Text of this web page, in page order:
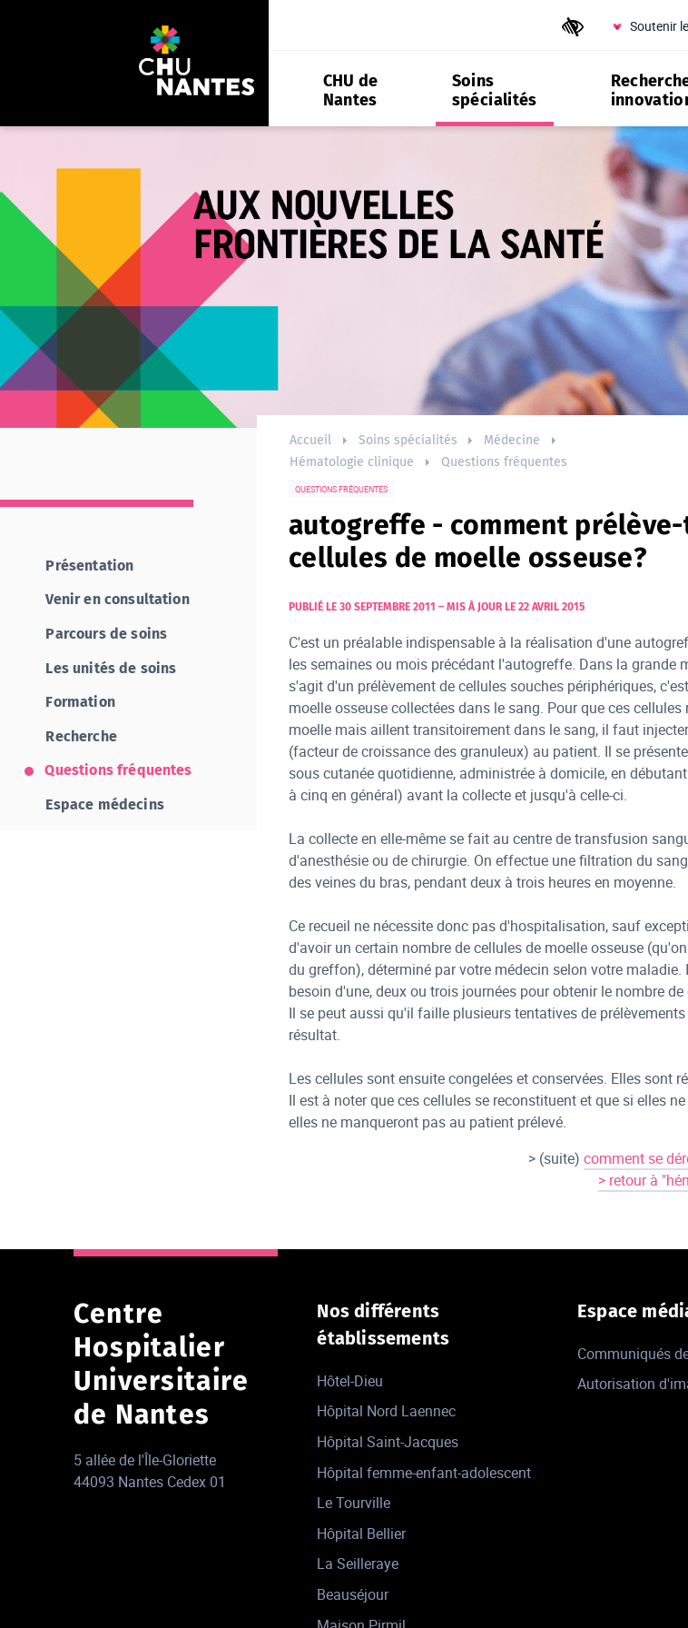
Outils d'accessibilité
Soutenir
CHU de
Nantes
Soins
spécialités
Accueil Soins spécialités
Médecine
Hématologie clinique
Questions fréquentes
QUESTIONS FRÉQUENTES
autogreffe - comment
cellules de moelle osseuse?
PUBLIÉ LE 30 SEPTEMBRE 2011 – MIS À JOUR LE 22 AVRIL 2015
C'est un préalable indispensable à la réalisation d'une
les semaines ou mois précédant l'autogreffe. Dans la grande
s'agit d'un prélèvement de cellules souches périphériques,
moelle osseuse collectées dans le sang. Pour que ces
moelle mais aillent transitoirement dans le sang, il faut
(facteur de croissance des granuleux) au patient. Il se
sous cutanée quotidienne, administrée à domicile, en
à cinq en général) avant la collecte et jusqu'à celle-ci.
La collecte en elle-même se fait au centre de transfusion
d'anesthésie ou de chirurgie. On effectue une filtration du
des veines du bras, pendant deux à trois heures en moyenne.
Ce recueil ne nécessite donc pas d'hospitalisation, sauf
d'avoir un certain nombre de cellules de moelle osseuse
du greffon), déterminé par votre médecin selon votre maladie.
besoin d'une, deux ou trois journées pour obtenir le nombre
Il se peut aussi qu'il faille plusieurs tentatives de
résultat.
Les cellules sont ensuite congelées et conservées. Elles sont
Il est à noter que ces cellules se reconstituent et que si elles
elles ne manqueront pas au patient prélevé.
> (suite) comment se
> retour à
Présentation
Venir en consultation
Parcours de soins
Les unités de soins
Formation
Recherche
Questions fréquentes
Espace médecins
Centre
Hospitalier
Universitaire
de Nantes
5 allée de l'Île-Gloriette
44093 Nantes Cedex 01
Nos différents
établissements
Hôtel-Dieu
Hôpital Nord Laennec
Hôpital Saint-Jacques
Hôpital femme-enfant-adolescent
Le Tourville
Hôpital Bellier
La Seilleraye
Beauséjour
Espace
Communiqués
Autorisation